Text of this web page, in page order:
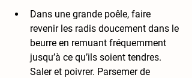
Dans une grande poêle, faire
revenir les radis doucement dans le
beurre en remuant fréquemment
jusqu’à ce qu’ils soient tendres.
Saler et poivrer. Parsemer de